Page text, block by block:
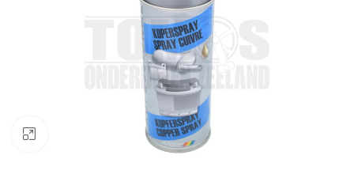
Klik om te vergroten